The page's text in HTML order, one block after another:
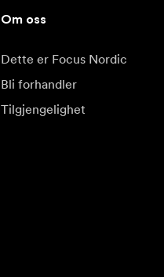
Om oss
Dette er Focus Nordic
Bli forhandler
Tilgjengelighet